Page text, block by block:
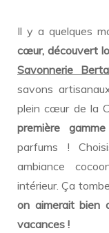
Il y a quelques
cœur, découvert
Savonnerie
savons
plein cœur de la
première
parfums !
ambiance
intérieur. Ça
on aimerait bien
vacances !